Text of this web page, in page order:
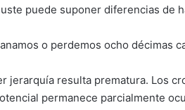
puede suponer diferencias de
o perdemos ocho décimas
jerarquía resulta prematura. Los
permanece parcialmente